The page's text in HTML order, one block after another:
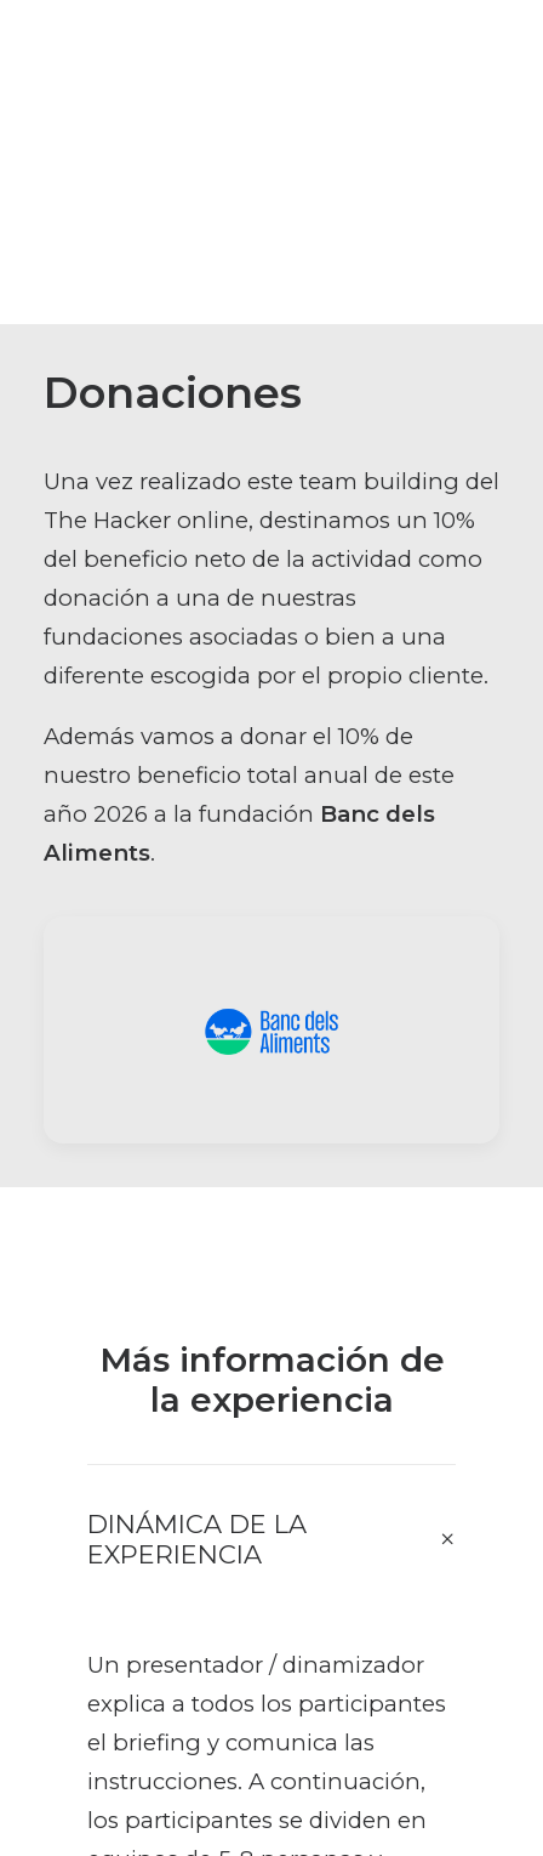
Donaciones
Una vez realizado este team building del
The Hacker online, destinamos un 10%
del beneficio neto de la actividad como
donación a una de nuestras
fundaciones asociadas o bien a una
diferente escogida por el propio cliente.
Además vamos a donar el 10% de
nuestro beneficio total anual de este
año 2026 a la fundación Banc dels
Aliments.
Más información de
la experiencia
DINÁMICA DE LA
EXPERIENCIA
Un presentador / dinamizador
explica a todos los participantes
el briefing y comunica las
instrucciones. A continuación,
los participantes se dividen en